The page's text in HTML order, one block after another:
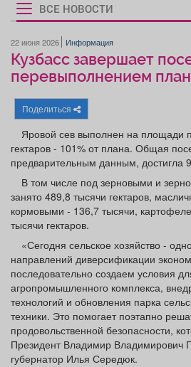
Работа Транспорт
Афиша Обучение
Товары
ТВ программа Я -
Рукбрики
новостей
ВСЕ НОВОСТИ
22 июня 2026 Информация
Кузбасс завершает
перевыполнением
Поделиться
Яровой сев выполнен на площади
гектаров - 101% от плана. Общая
предварительным данным, достигла
В том числе под зерновыми и
занято 489,8 тысячи гектаров,
кормовыми - 136,7 тысячи,
тысячи гектаров.
«Сегодня сельское хозяйство -
направлений диверсификации
последовательно создаем условия
агропромышленного комплекса,
технологий и обновления парка
техники. Это помогает поэтапно
продовольственной безопасности,
Президент Владимир Владимирович
губернатор Илья Середюк.